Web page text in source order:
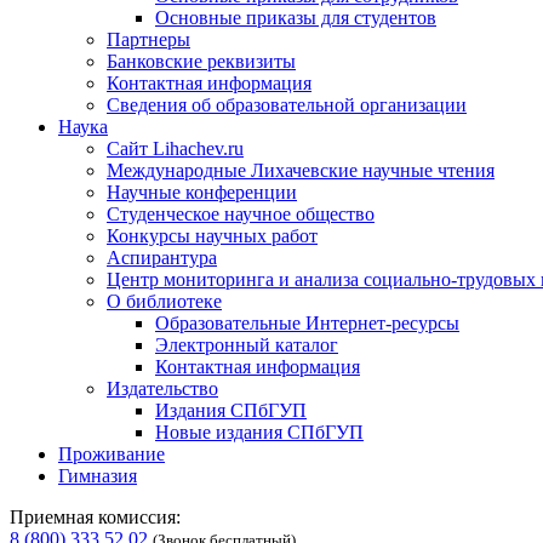
Основные приказы для студентов
Партнеры
Банковские реквизиты
Контактная информация
Сведения об образовательной организации
Наука
Сайт Lihachev.ru
Международные Лихачевские научные чтения
Научные конференции
Студенческое научное общество
Конкурсы научных работ
Аспирантура
Центр мониторинга и анализа социально-трудовых
О библиотеке
Образовательные Интернет-ресурсы
Электронный каталог
Контактная информация
Издательство
Издания СПбГУП
Новые издания СПбГУП
Проживание
Гимназия
Приемная комиссия:
8 (800) 333 52 02